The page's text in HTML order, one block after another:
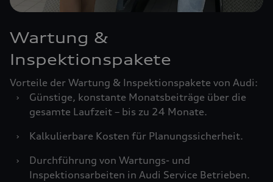
Wartung &
Inspektionspakete
Vorteile der Wartung & Inspektionspakete von Audi:
›
Günstige, konstante Monatsbeiträge über die
gesamte Laufzeit – bis zu 24 Monate.
›
Kalkulierbare Kosten für Planungssicherheit.
›
Durchführung von Wartungs- und
Inspektionsarbeiten in Audi Service Betrieben.